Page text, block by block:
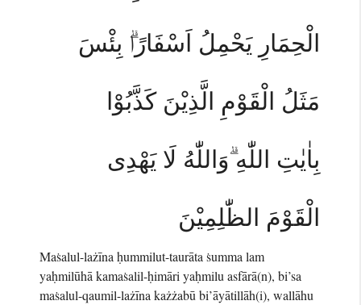
الْحِمَارِ يَحْمِلُ اَسْفَارًاۗ بِئْسَ
مَثَلُ الْقَوْمِ الَّذِيْنَ كَذَّبُوْا
بِاٰيٰتِ اللّٰهِ ۗوَاللّٰهُ لَا يَهْدِى
الْقَوْمَ الظّٰلِمِيْنَ
Maṡalul-lażīna ḥummilut-taurāta ṡumma lam
yaḥmilūhā kamaṡalil-ḥimāri yaḥmilu asfārā(n), bi’sa
maṡalul-qaumil-lażīna każżabū bi’āyātillāh(i), wallāhu